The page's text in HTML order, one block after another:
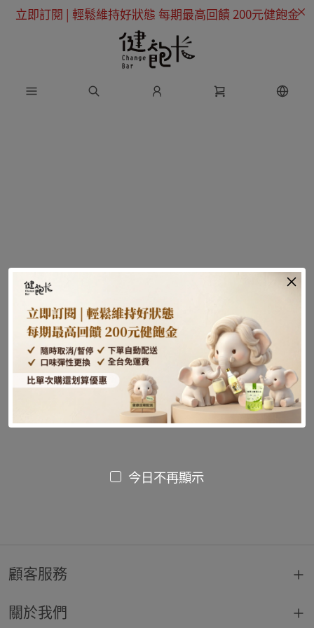
立即訂閱 | 輕鬆維持好狀態 每期最高回饋 200元健飽金
尚未發布文章或內容
顧客服務
關於我們
今日不再顯示